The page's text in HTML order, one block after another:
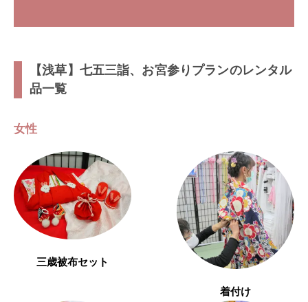
【浅草】七五三詣、お宮参りプランのレンタル
品一覧
女性
三歳被布セット
着付け